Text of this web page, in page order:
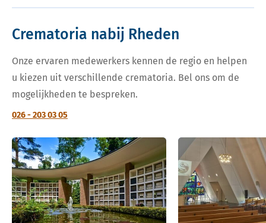
Crematoria nabij Rheden
Onze ervaren medewerkers kennen de regio en helpen
u kiezen uit verschillende crematoria. Bel ons om de
mogelijkheden te bespreken.
026 - 203 03 05